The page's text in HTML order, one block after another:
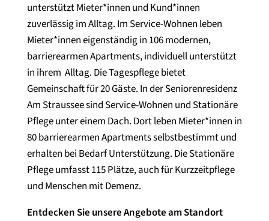
unterstützt Mieter*innen und Kund*innen
zuverlässig im Alltag. Im Service-Wohnen leben
Mieter*innen eigenständig in 106 modernen,
barrierearmen Apartments, individuell unterstützt
in ihrem Alltag. Die Tagespflege bietet
Gemeinschaft für 20 Gäste. In der Seniorenresidenz
Am Straussee sind Service-Wohnen und Stationäre
Pflege unter einem Dach. Dort leben Mieter*innen in
80 barrierearmen Apartments selbstbestimmt und
erhalten bei Bedarf Unterstützung. Die Stationäre
Pflege umfasst 115 Plätze, auch für Kurzzeitpflege
und Menschen mit Demenz.
Entdecken Sie unsere Angebote am Standort